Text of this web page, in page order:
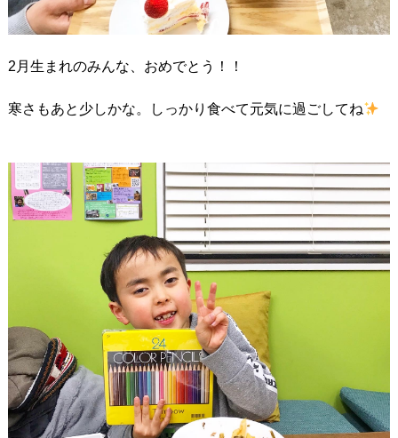
2月生まれのみんな、おめでとう！！
寒さもあと少しかな。しっかり食べて元気に過ごしてね